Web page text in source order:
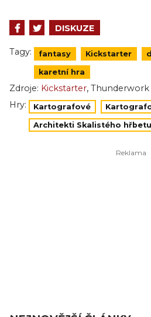
DISKUZE
Tagy: fantasy Kickstarter
karetní hra
Zdroje: Kickstarter, Thunderwork
Hry:
Kartografové
Architekti Skalistého hřbetu